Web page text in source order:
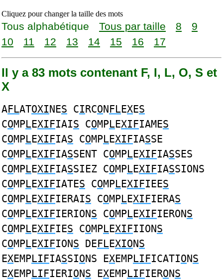
Cliquez pour changer la taille des mots
Tous alphabétique Tous par taille 8
9
10
11 12 13 14 15 16 17
Il y a 83 mots contenant F, I, L, O, S et
X
AFLATOXINES CIRCONFLEXES
COMPLEXIFIAIS COMPLEXIFIAMES
COMPLEXIFIAS COMPLEXIFIASSE
COMPLEXIFIASSENT COMPLEXIFIASSES
COMPLEXIFIASSIEZ COMPLEXIFIASSIONS
COMPLEXIFIATES COMPLEXIFIEES
COMPLEXIFIERAIS COMPLEXIFIERAS
COMPLEXIFIERIONS COMPLEXIFIERONS
COMPLEXIFIES COMPLEXIFIIONS
COMPLEXIFIONS DEFLEXIONS
EXEMPLIFIASSIONS EXEMPLIFICATIONS
EXEMPLIFIERIONS EXEMPLIFIERONS